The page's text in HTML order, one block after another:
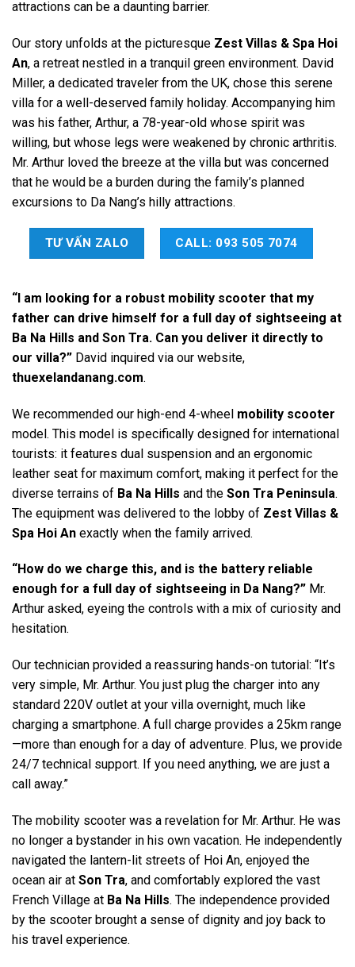
attractions can be a daunting barrier.
Our story unfolds at the picturesque Zest Villas & Spa Hoi
An, a retreat nestled in a tranquil green environment. David
Miller, a dedicated traveler from the UK, chose this serene
villa for a well-deserved family holiday. Accompanying him
was his father, Arthur, a 78-year-old whose spirit was
willing, but whose legs were weakened by chronic arthritis.
Mr. Arthur loved the breeze at the villa but was concerned
that he would be a burden during the family’s planned
excursions to Da Nang’s hilly attractions.
TƯ VẤN ZALO CALL: 093 505 7074
“I am looking for a robust mobility scooter that my
father can drive himself for a full day of sightseeing at
Ba Na Hills and Son Tra. Can you deliver it directly to
our villa?” David inquired via our website,
thuexelandanang.com.
We recommended our high-end 4-wheel mobility scooter
model. This model is specifically designed for international
tourists: it features dual suspension and an ergonomic
leather seat for maximum comfort, making it perfect for the
diverse terrains of Ba Na Hills and the Son Tra Peninsula.
The equipment was delivered to the lobby of Zest Villas &
Spa Hoi An exactly when the family arrived.
“How do we charge this, and is the battery reliable
enough for a full day of sightseeing in Da Nang?” Mr.
Arthur asked, eyeing the controls with a mix of curiosity and
hesitation.
Our technician provided a reassuring hands-on tutorial: “It’s
very simple, Mr. Arthur. You just plug the charger into any
standard 220V outlet at your villa overnight, much like
charging a smartphone. A full charge provides a 25km range
—more than enough for a day of adventure. Plus, we provide
24/7 technical support. If you need anything, we are just a
call away.”
The mobility scooter was a revelation for Mr. Arthur. He was
no longer a bystander in his own vacation. He independently
navigated the lantern-lit streets of Hoi An, enjoyed the
ocean air at Son Tra, and comfortably explored the vast
French Village at Ba Na Hills. The independence provided
by the scooter brought a sense of dignity and joy back to
his travel experience.